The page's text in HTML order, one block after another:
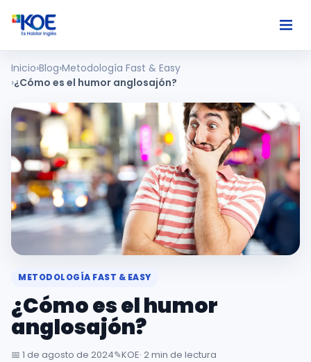
Ingles
Paises
Nosotros
Usuarios
Comunidad
Habla
inglés
desde
la
Inicio Blog Metodología Fast & Easy
¿Cómo es el humor anglosajón?
METODOLOGÍA FAST & EASY
¿Cómo es el humor
anglosajón?
📅 1 de agosto de 2024✎️KOE· 2 min de lectura